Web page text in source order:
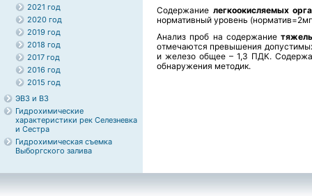
2021 год
2020 год
2019 год
2018 год
2017 год
2016 год
2015 год
ЭВЗ и ВЗ
Гидрохимические
характеристики рек Селезневка
и Сестра
Гидрохимическая съемка
Выборгского залива
Содержание легкоокисляемых
нормативный уровень
Анализ проб на содержание
отмечаются превышения
и железо общее – 1,3 ПДК.
обнаружения методик.